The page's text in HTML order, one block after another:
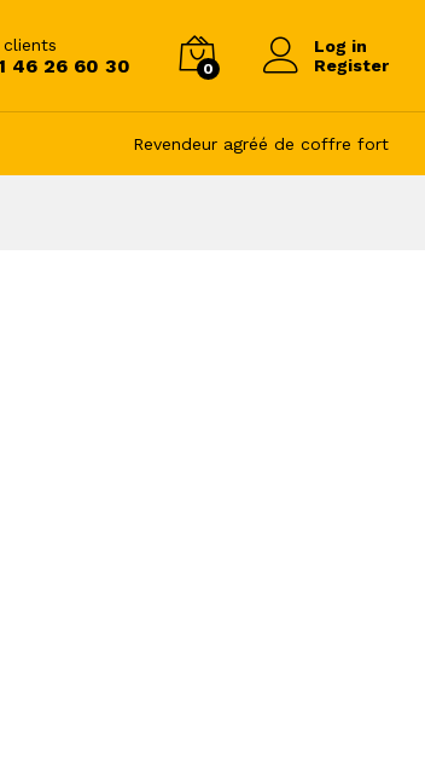
clients
46 26 60 30 0
Log in
Register
Revendeur agréé de coffre fort